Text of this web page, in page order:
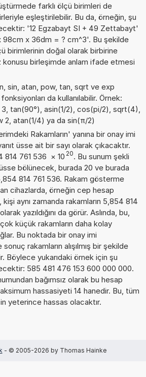
farklı ölçü birimleri de
eşleştirilebilir. Bu da, örneğin, şu
'12 Egzabayt SI + 49 Zettabayt'
98cm x 36dm = ? cm^3'. Bu şekilde
birimlerinin doğal olarak birbirine
konusu birleşimde anlam ifade etmesi
sin, atan, pow, tan, sqrt ve exp
da kullanılabilir. Örnek:
tan(90°), asin(1/2), cos(pi/2), sqrt(4),
2, atan(1/4) ya da sin(π/2)
Rakamların' yanına bir onay imi
üsse ait bir sayı olarak çıkacaktır.
814 761 536 × 10 20. Bu sunum şekli
bölünecek, burada 20 ve burada
814 761 536. Rakam gösterme
cihazlarda, örneğin cep hesap
aynı zamanda rakamların 5,854 814
yazıldığını da görür. Aslında, bu,
küçük rakamların daha kolay
Bu noktada bir onay imi
rakamların alışılmış bir şekilde
Böylece yukarıdaki örnek için şu
585 481 476 153 600 000 000.
bağımsız olarak bu hesap
hassasiyeti 14 hanedir. Bu, tüm
yeterince hassas olacaktır.
- © 2005-2026 by Thomas Hainke